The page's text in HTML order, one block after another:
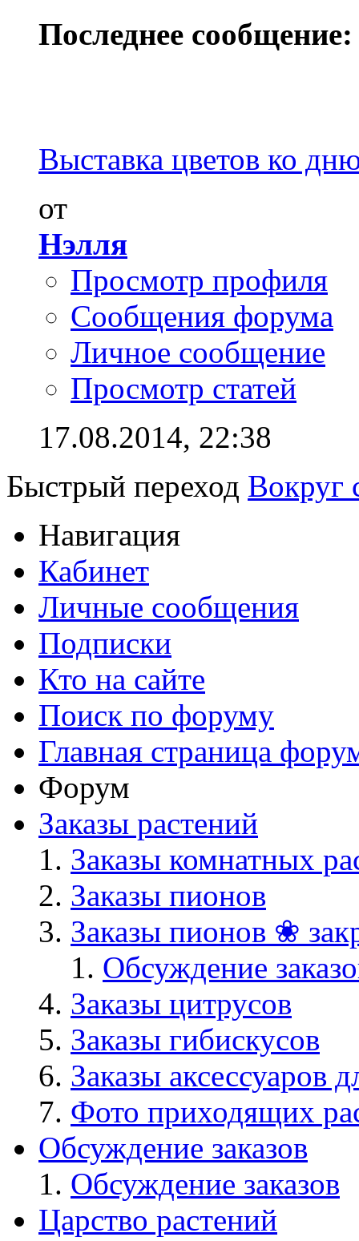
Последнее сообщение:
Выставка цветов ко
от
Нэлля
Просмотр профиля
Сообщения форума
Личное сообщение
Просмотр статей
17.08.2014, 22:38
Быстрый переход Вокруг
Навигация
Кабинет
Личные сообщения
Подписки
Кто на сайте
Поиск по форуму
Главная страница
Форум
Заказы растений
Заказы комнатных
Заказы пионов
Заказы пионов ❀
Обсуждение
Заказы цитрусов
Заказы гибискусов
Заказы аксессуаров
Фото приходящих
Обсуждение заказов
Обсуждение заказов
Царство растений